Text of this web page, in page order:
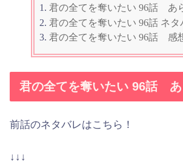
君の全てを奪いたい 96話 あ
君の全てを奪いたい 96話 ネタ
君の全てを奪いたい 96話 感
君の全てを奪いたい 96話 あ
前話のネタバレはこちら！
↓↓↓